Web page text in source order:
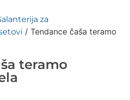
za
/ Tendance čaša teramo
teramo